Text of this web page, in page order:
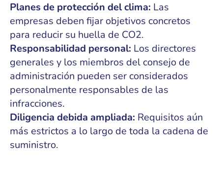
Planes de protección del clima: Las
empresas deben fijar objetivos concretos
para reducir su huella de CO2.
Responsabilidad personal: Los directores
generales y los miembros del consejo de
administración pueden ser considerados
personalmente responsables de las
infracciones.
Diligencia debida ampliada: Requisitos aún
más estrictos a lo largo de toda la cadena de
suministro.